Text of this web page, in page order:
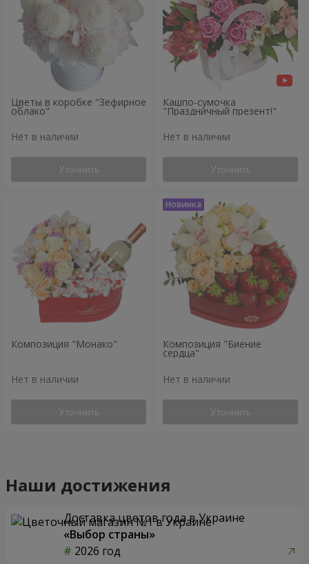
Цветы в коробке "Зефирное
облако"
Нет в наличии
Уточнить
Кашпо-сумочка
"Праздничный презент!"
Нет в наличии
Уточнить
Композиция "Монако"
Нет в наличии
Уточнить
Композиция "Биение
сердца"
Нет в наличии
Уточнить
Наши достижения
Доставка цветов года в Украине
«Выбор страны»
2026 год